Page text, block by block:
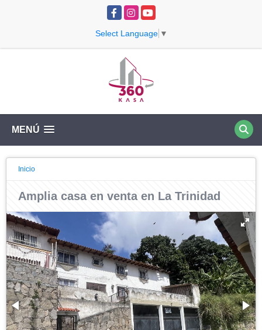
Facebook
InstagramYouTube
Select Language ▼
MENÚ
Inicio
Amplia casa en venta en La Trinidad